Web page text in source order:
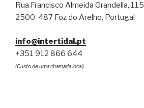
Rua Francisco Almeida Grandella, 115
2500-487 Foz do Arelho, Portugal
info@intertidal.pt
+351 912 866 644
(Custo de uma chamada local)